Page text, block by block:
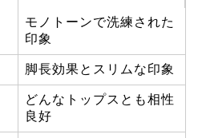
モノトーンで洗練された
印象
脚長効果とスリムな印象
どんなトップスとも相性
良好